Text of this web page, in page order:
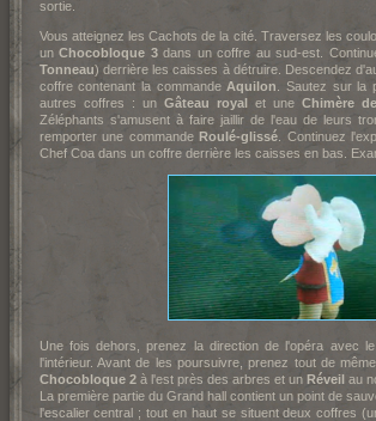
sortie.
Vous atteignez les Cachots de la cité. Traversez les
unChocobloque 3dans un coffre au sud-est.
Tonneau) derrière les caisses à détruire. Descendez
coffre contenant la commande Aquilon
. Sautez sur la
autres coffres : un Gâteau royalet une Chimère
Zéléphants s'amusent à faire jaillir de l'eau de leurs
remporter une commandeRoulé-glissé . Continuez
Chef Coa dans un coffre derrière les caisses en bas.
Une fois dehors, prenez la direction de l'opéra avec
l'intérieur. Avant de les poursuivre, prenez tout de
Chocobloque 2à l'est près des arbres et un Réveil au
La première partie du Grand hall contient un point de
l'escalier central ; tout en haut se situent deux coffres